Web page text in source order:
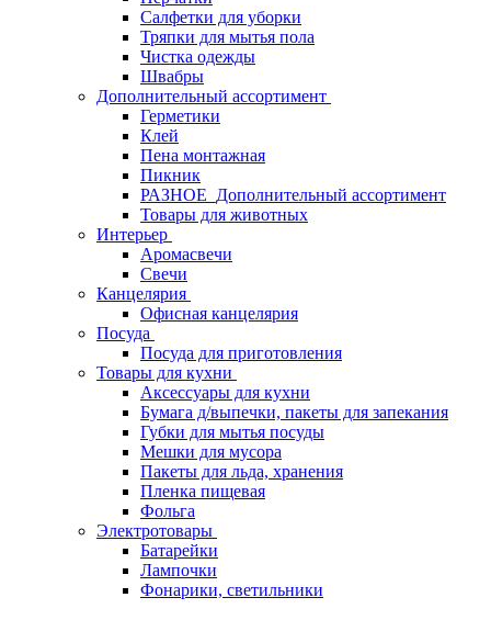
Салфетки для уборки
Тряпки для мытья пола
Чистка одежды
Швабры
Дополнительный ассортимент
Герметики
Клей
Пена монтажная
Пикник
РАЗНОЕ_Дополнительный ассортимент
Товары для животных
Интерьер
Аромасвечи
Свечи
Канцелярия
Офисная канцелярия
Посуда
Посуда для приготовления
Товары для кухни
Аксессуары для кухни
Бумага д/выпечки, пакеты для запекания
Губки для мытья посуды
Мешки для мусора
Пакеты для льда, хранения
Пленка пищевая
Фольга
Электротовары
Батарейки
Лампочки
Фонарики, светильники